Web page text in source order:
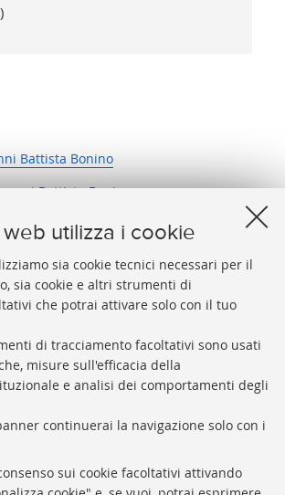
utilizza i cookie
sia cookie tecnici necessari per il
sia cookie e altri strumenti di
che potrai attivare solo con il tuo
di tracciamento facoltativi sono usati
misure sull'efficacia della
e analisi dei comportamenti degli
continuerai la navigazione solo con i
sui cookie facoltativi attivando
Battista Bonino
Battista Bonino
Giovanni Battista Bonino presente
dell'Università di Bologna
prof. Roberto Balzani